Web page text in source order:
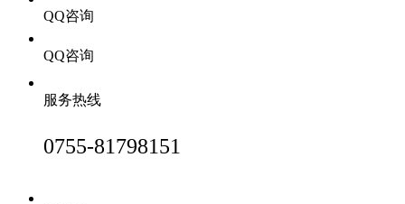
QQ咨询
QQ咨询
服务热线
0755-81798151